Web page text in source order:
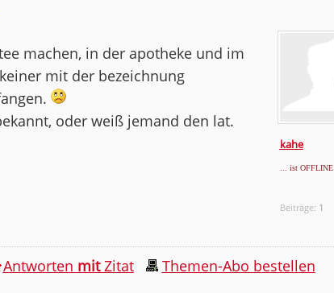
kahe
... ist OFFLINE
Beiträge: 1
machen, in der apotheke und im
mit der bezeichnung
oder weiß jemand den lat.
Antworten mitZitat Themen-Abo bestellen